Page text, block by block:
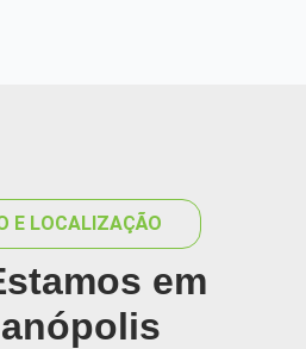
E LOCALIZAÇÃO
em